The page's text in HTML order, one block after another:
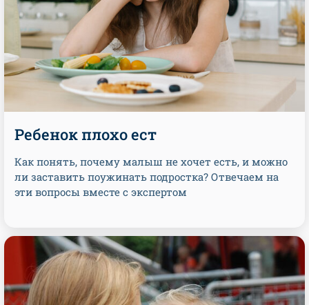
Ребенок плохо ест
Как понять, почему малыш не хочет есть, и можно
ли заставить поужинать подростка? Отвечаем на
эти вопросы вместе с экспертом